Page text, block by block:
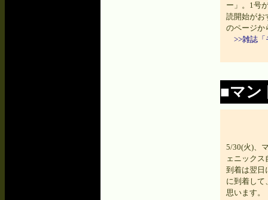
ー」。1号
読開始がお
のページか
>>雑誌
■マン
5/30(火)、
ェニック
到着は翌日
に到着して
思います。